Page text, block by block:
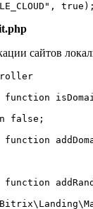
сайтов